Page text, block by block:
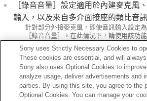
TC/UB設定
即時串流傳輸視訊與音訊
自訂相機
觀看
變更相機設定
智慧型手機可用的功能
使用電腦
使用雲端服務
［錄音音量］設定適用於內建麥克風、
輸入，以及來自多介面接座的類比音
*針對部分外接麥克風，即使音訊輸入設定
［錄音音量］
。在此情況下，請使用該功
錄音音量。
*當外接麥克風的音訊輸入設定為數位傳輸
量］ 。
Sony uses Strictly Necessary Cookies to
These cookies are essential, and will
Sony also uses Optional Cookies to
analyze usage, deliver advertisements and
parties. By using this site, you agree to the
Optional Cookies. You can manage your